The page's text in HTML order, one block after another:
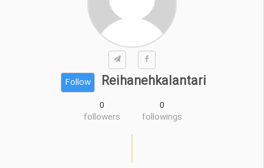
Reihanehkalantari
Follow
0
followings
0
followers